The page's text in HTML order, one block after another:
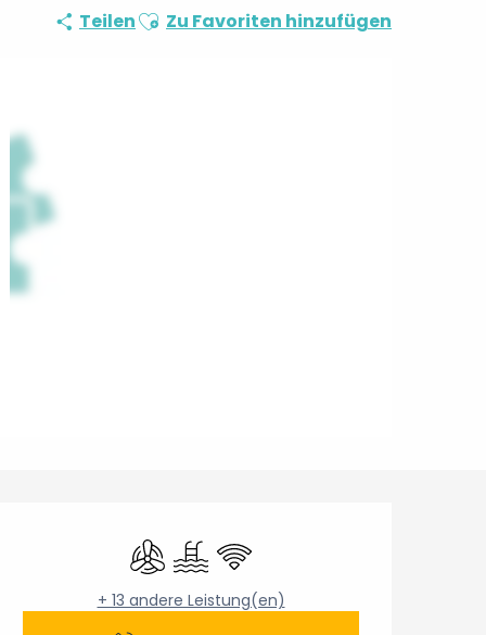
TeilenAjouter aux favoris
Zu Favoriten hinzufügen
Öffnungszeiten &
Klimaanlage
Schwimmbad
Wi-Fi
+ 13 andere Leistung(en)